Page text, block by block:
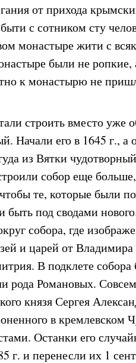
от прихода
с сотником сту
монастыре жити с
были не
к монастырю не
строить вместо уже
Начали его в 1645 г., а
из Вятки
собор еще
те, которые были
быть под сводами
собора, где
и царей от
В подклете
рода Романовых.
князя Сергея
в кремлевском
Останки его
г. и перенесли их 1